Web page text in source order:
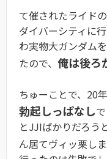
て催されたライド
ダイバーシティに
わ実物大ガンダム
たので、 俺は後ろ
ちゅーことで、20
勃起しっぱなし
とJJIばかりだろう
ん居てヴィッ栗し